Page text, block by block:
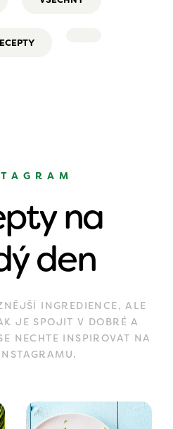
na
den
INGREDIENCE, ALE
JE SPOJIT V DOBRÉ A
NECHTE INSPIROVAT NA